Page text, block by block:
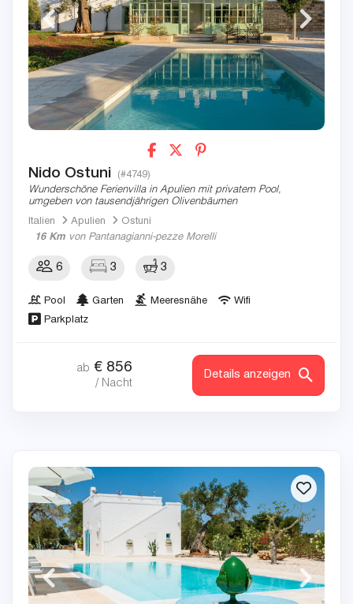
Nido Ostuni (#4749)
Wunderschöne Ferienvilla in Apulien mit privatem Pool,
umgeben von tausendjährigen Olivenbäumen
Italien
Apulien
Ostuni
16 Km von Pantanagianni-pezze Morelli
6 3 3
Pool Garten Meeresnähe
Wifi
Parkplatz
ab € 856
/ Nacht
Details anzeigen